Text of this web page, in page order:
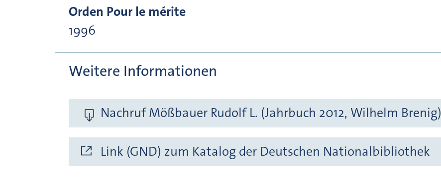
Orden Pour le mérite
1996
Weitere Informationen
Nachruf Mößbauer Rudolf L. (Jahrbuch 2012, Wilhelm Brenig)
Link (GND) zum Katalog der Deutschen Nationalbibliothek